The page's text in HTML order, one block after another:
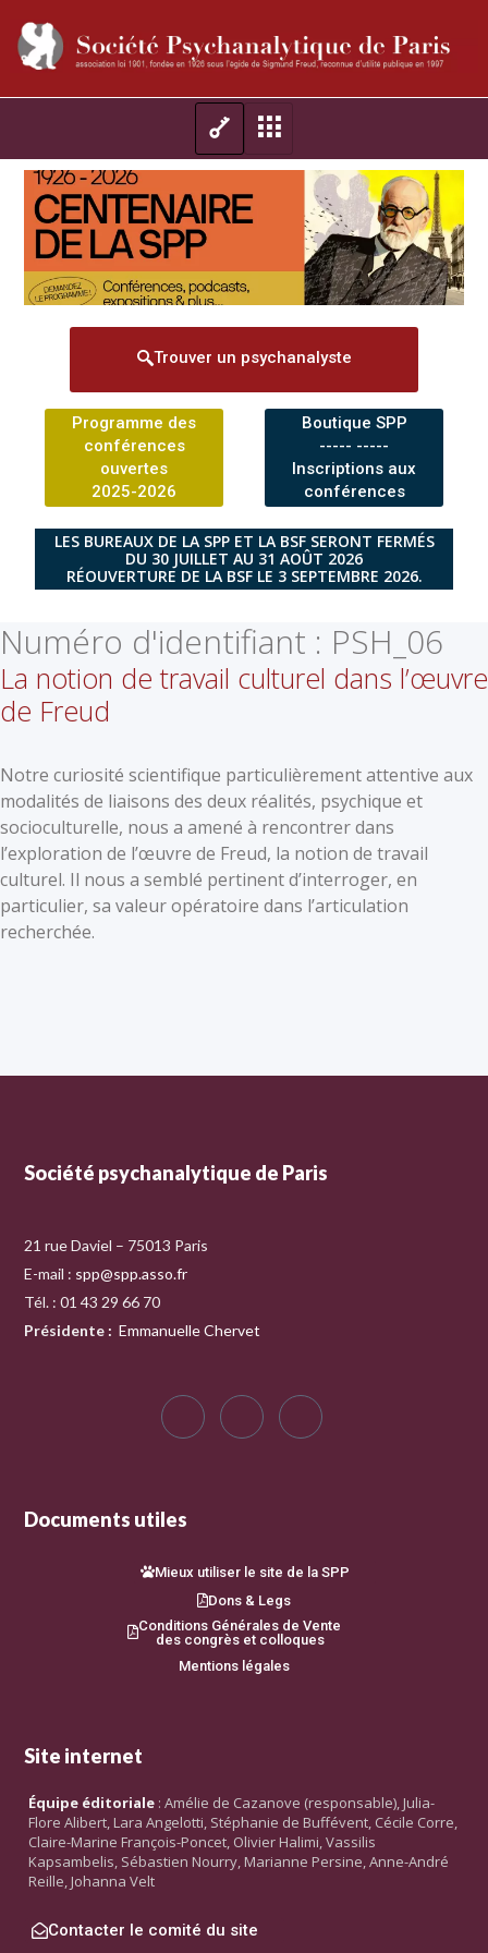
Trouver un psychanalyste
Programme des
conférences
ouvertes
2025-2026
Boutique SPP
----- -----
Inscriptions aux
conférences
LES BUREAUX DE LA SPP ET LA BSF SERONT FERMÉS
DU 30 JUILLET AU 31 AOÛT 2026
RÉOUVERTURE DE LA BSF LE 3 SEPTEMBRE 2026.
Numéro d'identifiant : PSH_06
La notion de travail culturel dans l’œuvre
de Freud
Notre curiosité scientifique particulièrement attentive aux
modalités de liaisons des deux réalités, psychique et
socioculturelle, nous a amené à rencontrer dans
l’exploration de l’œuvre de Freud, la notion de travail
culturel. Il nous a semblé pertinent d’interroger, en
particulier, sa valeur opératoire dans l’articulation
recherchée.
Société psychanalytique de Paris
21 rue Daviel – 75013 Paris
E-mail : spp@spp.asso.fr
Tél. : 01 43 29 66 70
Présidente : Emmanuelle Chervet
Documents utiles
Mieux utiliser le site de la SPP
Dons & Legs
Conditions Générales de Vente
des congrès et colloques
Mentions légales
Site internet
Équipe éditoriale : Amélie de Cazanove (responsable), Julia-
Flore Alibert, Lara Angelotti, Stéphanie de Buffévent, Cécile Corre,
Claire-Marine François-Poncet, Olivier Halimi, Vassilis
Kapsambelis, Sébastien Nourry, Marianne Persine, Anne-André
Reille, Johanna Velt
Contacter le comité du site